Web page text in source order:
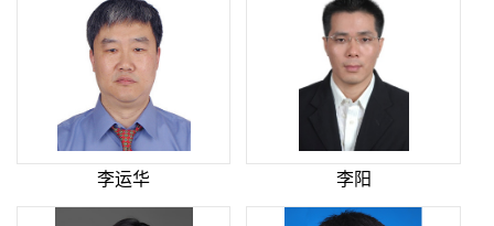
李运华 李阳